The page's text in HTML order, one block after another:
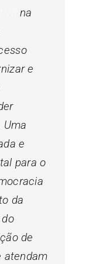
na
e
Uma
e
para o
da
de
atendam